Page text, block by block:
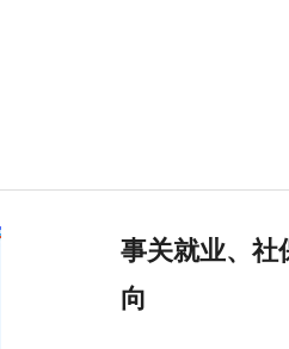
事关就业、社
向